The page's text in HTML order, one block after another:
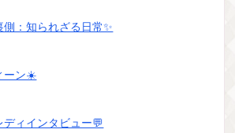
：知られざる日常✨
ーン☀️
ィインタビュー💬